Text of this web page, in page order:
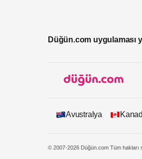
Düğün.com uygulaması
Avustralya
© 2007-2026 Düğün.com Tüm hakları